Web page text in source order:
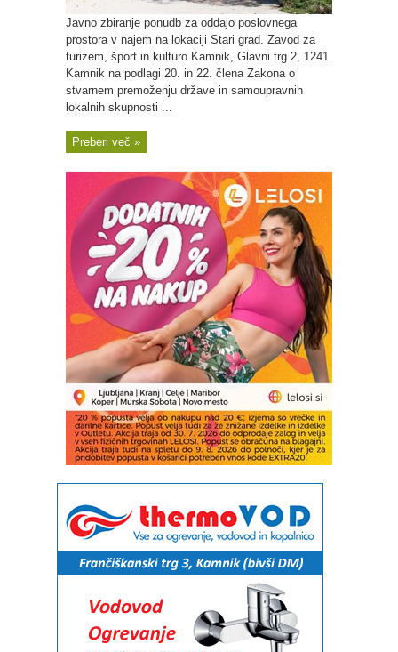
Javno zbiranje ponudb za oddajo poslovnega
prostora v najem na lokaciji Stari grad. Zavod za
turizem, šport in kulturo Kamnik, Glavni trg 2, 1241
Kamnik na podlagi 20. in 22. člena Zakona o
stvarnem premoženju države in samoupravnih
lokalnih skupnosti ...
Preberi več »